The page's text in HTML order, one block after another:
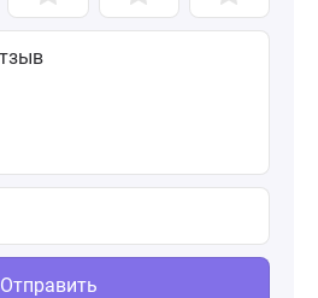
Отправить